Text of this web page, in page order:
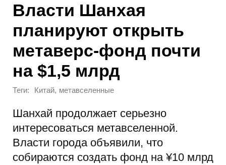
Власти Шанхая
планируют открыть
метаверс-фонд почти
на $1,5 млрд
Теги: Китай, метавселенные
Шанхай продолжает серьезно
интересоваться метавселенной.
Власти города объявили, что
собираются создать фонд на ¥10 млрд